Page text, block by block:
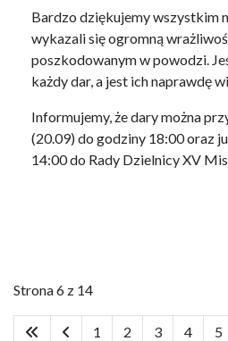
Bardzo dziękujemy wszystkim
wykazali się ogromną
poszkodowanym w powodzi.
każdy dar, a jest ich naprawdę
Informujemy, że dary można
(20.09) do godziny 18:00 oraz
14:00 do Rady Dzielnicy XV
Strona 6 z 14
1 2 3 4 5